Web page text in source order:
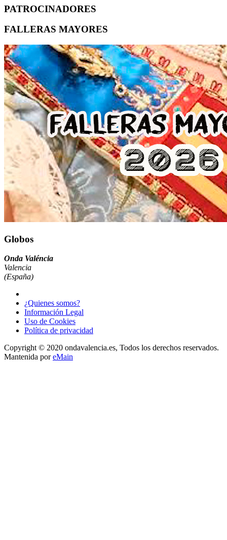
PATROCINADORES
FALLERAS MAYORES
Globos
Onda Valéncia
Valencia
(España)
¿Quienes somos?
Información Legal
Uso de Cookies
Política de privacidad
Copyright © 2020 ondavalencia.es, Todos los derechos reservados.
Mantenida poreMain